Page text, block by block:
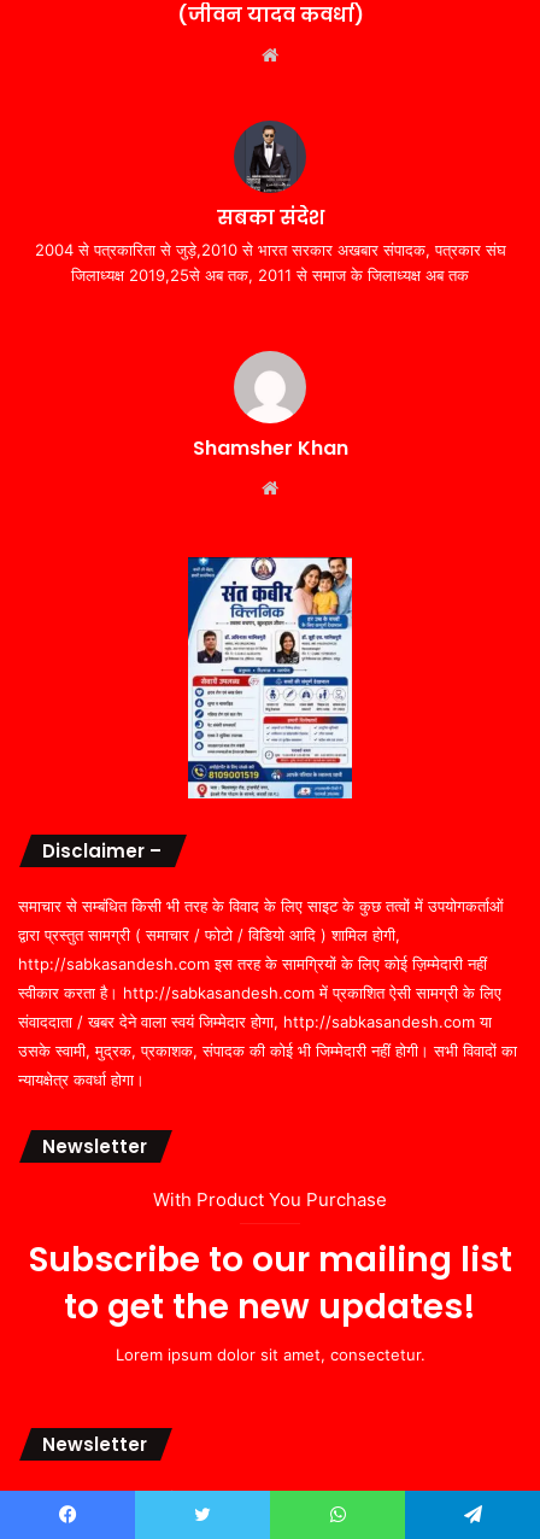
(जीवन यादव कवर्धा)
सबका संदेश
2004 से पत्रकारिता से जुड़े,2010 से भारत सरकार अखबार संपादक, पत्रकार संघ
जिलाध्यक्ष 2019,25से अब तक, 2011 से समाज के जिलाध्यक्ष अब तक
Shamsher Khan
Disclaimer –
समाचार से सम्बंधित किसी भी तरह के विवाद के लिए साइट के कुछ तत्वों में उपयोगकर्ताओं
द्वारा प्रस्तुत सामग्री ( समाचार / फोटो / विडियो आदि ) शामिल होगी,
http://sabkasandesh.com इस तरह के सामग्रियों के लिए कोई ज़िम्मेदारी नहीं
स्वीकार करता है। http://sabkasandesh.com में प्रकाशित ऐसी सामग्री के लिए
संवाददाता / खबर देने वाला स्वयं जिम्मेदार होगा, http://sabkasandesh.com या
उसके स्वामी, मुद्रक, प्रकाशक, संपादक की कोई भी जिम्मेदारी नहीं होगी। सभी विवादों का
न्यायक्षेत्र कवर्धा होगा।
Newsletter
With Product You Purchase
Subscribe to our mailing list
to get the new updates!
Lorem ipsum dolor sit amet, consectetur.
Newsletter
With Product You Purchase